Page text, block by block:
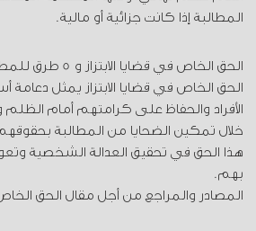
المطالبة إذا كانت جزائية أو مالية.
الحق الخاص في قضايا الابتزاز و 5 طرق للمطالبة بالحق الخاص.
الحق الخاص في قضايا الابتزاز يمثل
الأفراد والحفاظ على كرامتهم أمام الظلم
خلال تمكين الضحايا من المطالبة
هذا الحق في تحقيق العدالة الشخصية
بهم.
المصادر والمراجع من أجل مقال الحق الخاص